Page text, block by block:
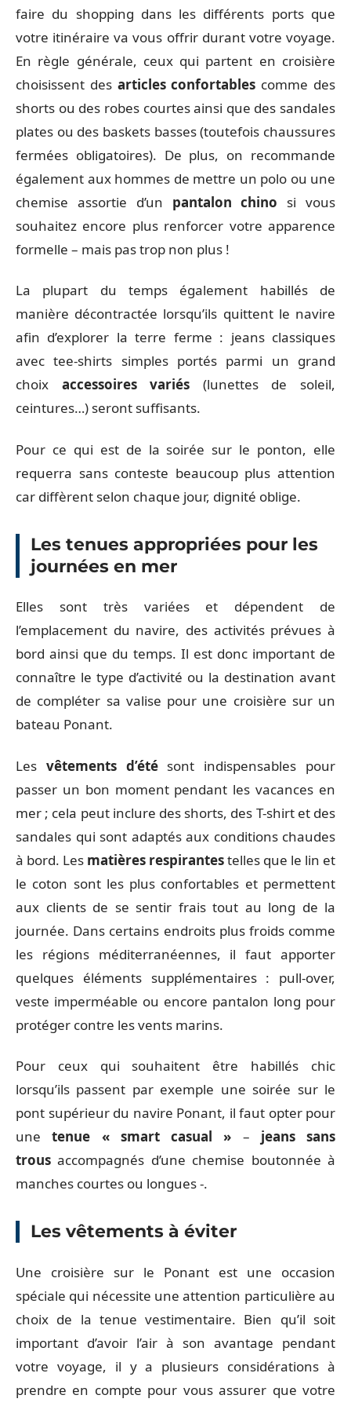
faire du shopping dans les différents ports que
votre itinéraire va vous offrir durant votre voyage.
En règle générale, ceux qui partent en croisière
choisissent des articles confortables comme des
shorts ou des robes courtes ainsi que des sandales
plates ou des baskets basses (toutefois chaussures
fermées obligatoires). De plus, on recommande
également aux hommes de mettre un polo ou une
chemise assortie d’un pantalon chino si vous
souhaitez encore plus renforcer votre apparence
formelle – mais pas trop non plus !
La plupart du temps également habillés de
manière décontractée lorsqu’ils quittent le navire
afin d’explorer la terre ferme : jeans classiques
avec tee-shirts simples portés parmi un grand
choix accessoires variés (lunettes de soleil,
ceintures…) seront suffisants.
Pour ce qui est de la soirée sur le ponton, elle
requerra sans conteste beaucoup plus attention
car diffèrent selon chaque jour, dignité oblige.
Les tenues appropriées pour les
journées en mer
Elles sont très variées et dépendent de
l’emplacement du navire, des activités prévues à
bord ainsi que du temps. Il est donc important de
connaître le type d’activité ou la destination avant
de compléter sa valise pour une croisière sur un
bateau Ponant.
Les vêtements d’étésont indispensables pour
passer un bon moment pendant les vacances en
mer ; cela peut inclure des shorts, des T-shirt et des
sandales qui sont adaptés aux conditions chaudes
à bord. Les matières respirantestelles que le lin et
le coton sont les plus confortables et permettent
aux clients de se sentir frais tout au long de la
journée. Dans certains endroits plus froids comme
les régions méditerranéennes, il faut apporter
quelques éléments supplémentaires : pull-over,
veste imperméable ou encore pantalon long pour
protéger contre les vents marins.
Pour ceux qui souhaitent être habillés chic
lorsqu’ils passent par exemple une soirée sur le
pont supérieur du navire Ponant, il faut opter pour
unetenue « smart casual » – jeans sans
trous accompagnés d’une chemise boutonnée à
manches courtes ou longues -.
Les vêtements à éviter
Une croisière sur le Ponant est une occasion
spéciale qui nécessite une attention particulière au
choix de la tenue vestimentaire. Bien qu’il soit
important d’avoir l’air à son avantage pendant
votre voyage, il y a plusieurs considérations à
prendre en compte pour vous assurer que votre